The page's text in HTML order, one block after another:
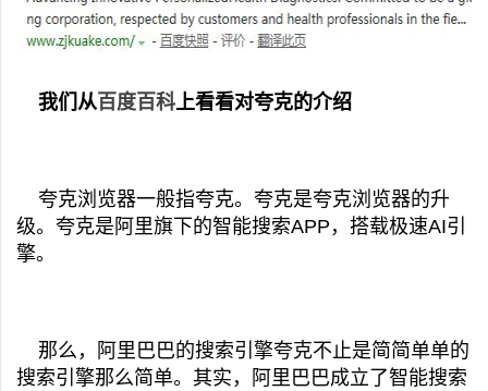
我们从百度百科上看看对夸克的介绍
夸克浏览器一般指夸克。夸克是夸克浏览器的升
级。夸克是阿里旗下的智能搜索APP，搭载极速AI引
擎。
那么，阿里巴巴的搜索引擎夸克不止是简简单单的
搜索引擎那么简单。其实，阿里巴巴成立了智能搜索